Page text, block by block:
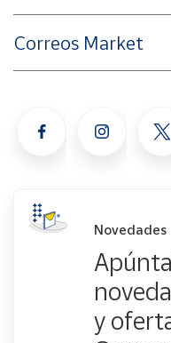
Correos Market
Novedades
y